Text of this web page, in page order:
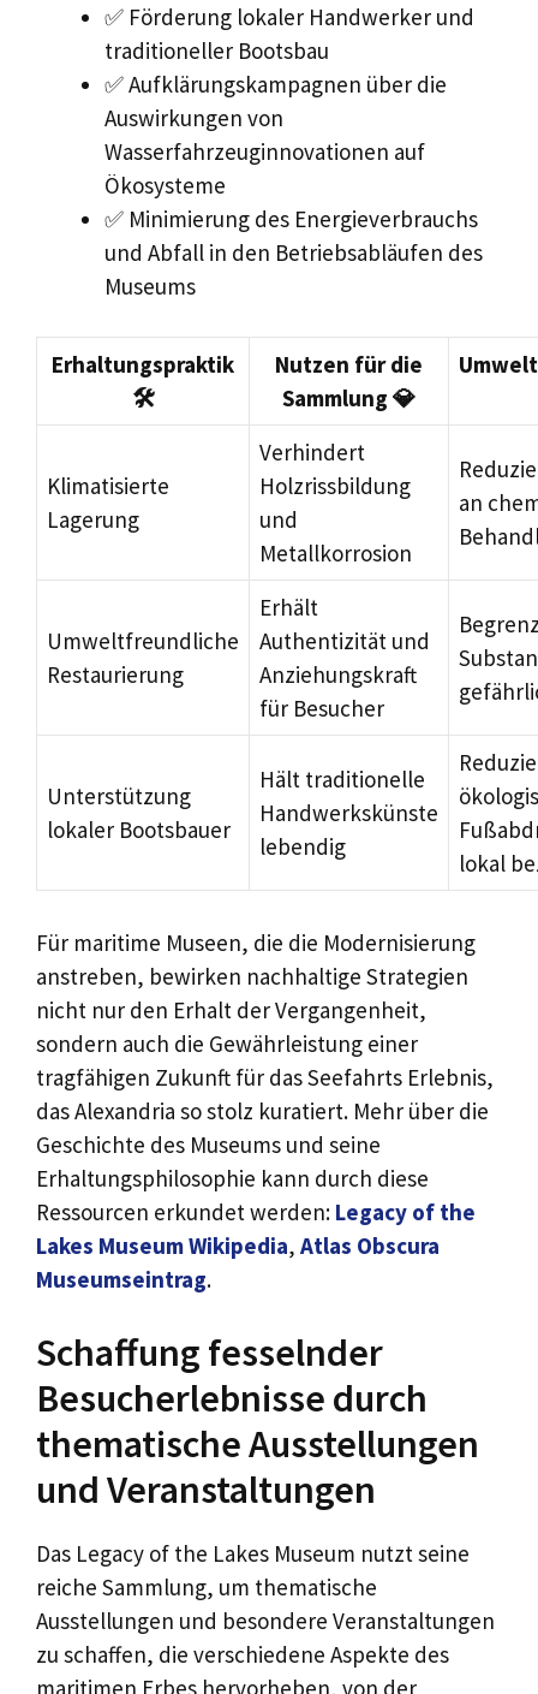
✅ Förderung lokaler Handwerker und
traditioneller Bootsbau
✅ Aufklärungskampagnen über die
Auswirkungen von
Wasserfahrzeuginnovationen auf
Ökosysteme
✅ Minimierung des Energieverbrauchs
und Abfall in den Betriebsabläufen des
Museums
Erhaltungspraktik
🛠️
Nutzen für die
Sammlung 💎
Klimatisierte
Lagerung
Verhindert
Holzrissbildung
und
Metallkorrosion
an
Umweltfreundliche
Restaurierung
Erhält
Authentizität und
Anziehungskraft
für Besucher
Unterstützung
lokaler Bootsbauer
Hält traditionelle
Handwerkskünste
lebendig
lokal
Für maritime Museen, die die Modernisierung
anstreben, bewirken nachhaltige Strategien
nicht nur den Erhalt der Vergangenheit,
sondern auch die Gewährleistung einer
tragfähigen Zukunft für das Seefahrts Erlebnis,
das Alexandria so stolz kuratiert. Mehr über die
Geschichte des Museums und seine
Erhaltungsphilosophie kann durch diese
Ressourcen erkundet werden: Legacy of the
Lakes Museum Wikipedia, Atlas Obscura
Museumseintrag.
Schaffung fesselnder
Besucherlebnisse durch
thematische Ausstellungen
und Veranstaltungen
Das Legacy of the Lakes Museum nutzt seine
reiche Sammlung, um thematische
Ausstellungen und besondere Veranstaltungen
zu schaffen, die verschiedene Aspekte des